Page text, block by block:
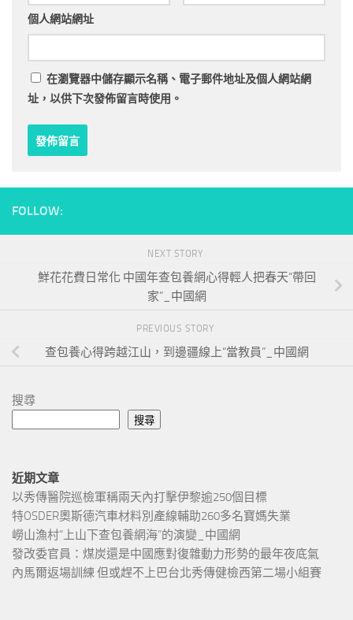
個人網站網址
在瀏覽器中儲存顯示名稱、電子郵件地址及個人網站網
址，以供下次發佈留言時使用。
FOLLOW:
NEXT STORY
鮮花花費日常化 中國年查包養網心得輕人把春天“帶回
家”_中國網
PREVIOUS STORY
查包養心得跨越江山，到邊疆線上“當教員”_中國網
搜尋
搜尋
近期文章
以秀傳醫院巡檢軍稱兩天內打擊伊黎逾250個目標
特OSDER奧斯德汽車材料別產線輔助260多名寶媽失業
嶗山漁村“上山下查包養網海”的演變_中國網
發改委官員：煤炭還是中國應對復雜動力形勢的最年夜底氣
內馬爾返場訓練 但或趕不上巴台北秀傳健檢西第二場小組賽